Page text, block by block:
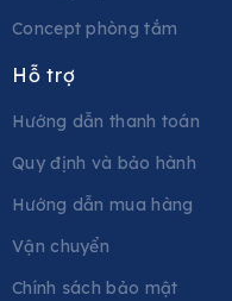
Concept phòng tắm
Hỗ trợ
Hướng dẫn thanh toán
Quy định và bảo hành
Hướng dẫn mua hàng
Vận chuyển
Chính sách bảo mật